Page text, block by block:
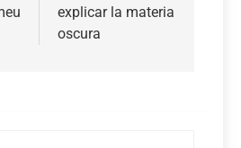
explicar la materia
oscura